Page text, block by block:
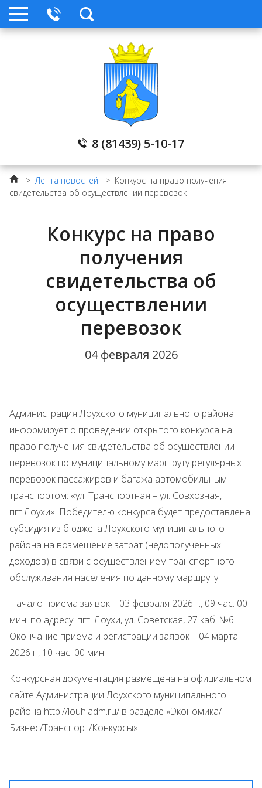
8 (81439) 5-10-17
ПРОЕКТ 500+
Служба по контракту в ВС РФ
Поисковые работы
Информационно-пропагандистская
>Лента новостей > Конкурс на право получения
свидетельства об осуществлении перевозок
Конкурс на право
получения
свидетельства об
осуществлении
перевозок
04 февраля 2026
Администрация Лоухского муниципального района
информирует о проведении открытого конкурса на
право получения свидетельства об осуществлении
перевозок по муниципальному маршруту регулярных
перевозок пассажиров и багажа автомобильным
транспортом: «ул. Транспортная – ул. Совхозная,
пгт.Лоухи». Победителю конкурса будет предоставлена
субсидия из бюджета Лоухского муниципального
района на возмещение затрат (недополученных
доходов) в связи с осуществлением транспортного
обслуживания населения по данному маршруту.
Начало приёма заявок – 03 февраля 2026 г., 09 час. 00
мин. по адресу: пгт. Лоухи, ул. Советская, 27 каб. №6.
Окончание приёма и регистрации заявок – 04 марта
2026 г., 10 час. 00 мин.
Конкурсная документация размещена на официальном
сайте Администрации Лоухского муниципального
района http://louhiadm.ru/ в разделе «Экономика/
Бизнес/Транспорт/Конкурсы».